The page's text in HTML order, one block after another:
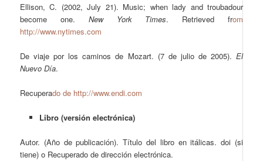
Ellison, C. (2002, July 21). Music; when lady and troubadour
become one. New York Times. Retrieved from
http://www.nytimes.com
De viaje por los caminos de Mozart. (7 de julio de 2005). El
Nuevo Día.
Recuperado de http://www.endi.com
Libro (versión electrónica)
Autor. (Año de publicación). Título del libro en itálicas. doi (si
tiene) o Recuperado de dirección electrónica.